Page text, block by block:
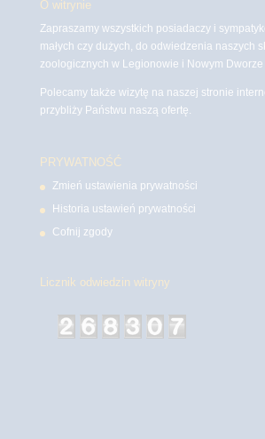
O witrynie
Zapraszamy wszystkich posiadaczy i
małych czy dużych, do odwiedzenia naszych
zoologicznych w Legionowie i Nowym
Polecamy także wizytę na naszej stronie
przybliży Państwu naszą ofertę.
PRYWATNOŚĆ
Zmień ustawienia prywatności
Historia ustawień prywatności
Cofnij zgody
Licznik odwiedzin witryny